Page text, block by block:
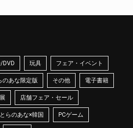
DVD 玩具 フェア・イベント
のあな限定版 その他 電子書籍
店舗フェア・セール
とらのあな×韓国 PCゲーム